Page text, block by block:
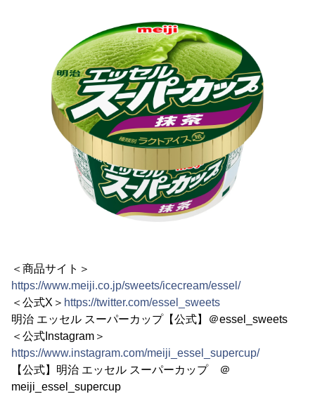
＜商品サイト＞
https://www.meiji.co.jp/sweets/icecream/essel/
＜公式X＞ https://twitter.com/essel_sweets
明治 エッセル スーパーカップ【公式】＠essel_sweets
＜公式Instagram＞
https://www.instagram.com/meiji_essel_supercup/
【公式】明治 エッセル スーパーカップ ＠
meiji_essel_supercup